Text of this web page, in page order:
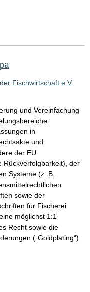
Fischwirtschaft e.V.
und Vereinfachung
in
und
der EU
Rückverfolgbarkeit), der
Systeme (z. B.
sowie der
für Fischerei
möglichst 1:1
Recht sowie die
(„Goldplating“)